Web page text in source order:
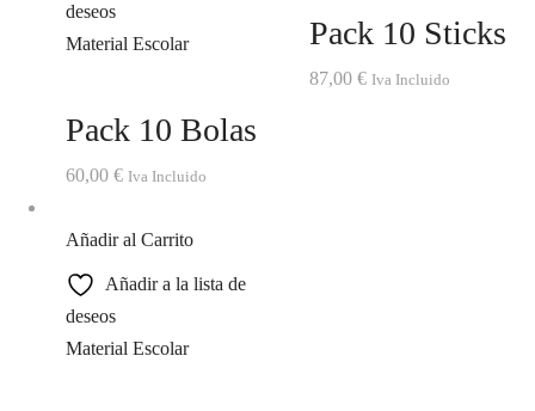
deseos
Material Escolar
Pack 10 Bolas
60,00 € Iva Incluido
Pack 10 Sticks
87,00 € Iva Incluido
Añadir al Carrito
Añadir a la lista de
deseos
Material Escolar